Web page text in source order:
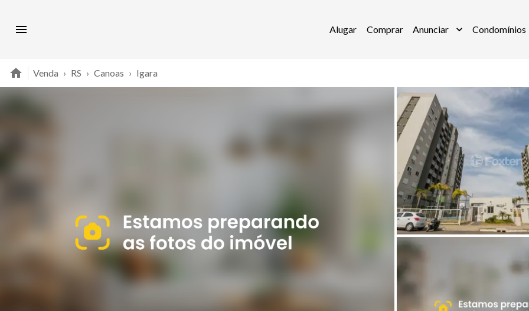
Alugar Comprar Anunciar Condomínios
Venda › RS › Canoas › Igara